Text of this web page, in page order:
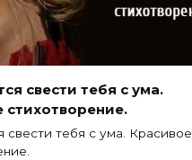
свести тебя с ума.
стихотворение.
свести тебя с ума. Красивое